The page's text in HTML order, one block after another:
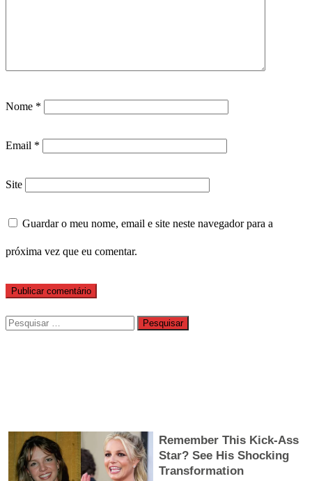
Nome *
Email *
Site
Guardar o meu nome, email e site neste navegador para a
próxima vez que eu comentar.
Pesquisar
por: